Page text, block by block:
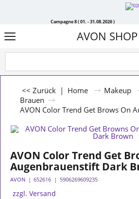
Campagne 8 ( 01. - 31.08.2026 )
AVON SHOP
<< Zurück | Home Makeup
Brauen
AVON Color Trend Get Brows On
AVON Color Trend Get
Augenbrauenstift Dark
AVON 652616 5906269609235
zzgl. Versand